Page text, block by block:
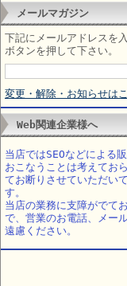
メールマガジン
下記にメールアドレスを
ボタンを押して下さい。
変更・解除・お知らせは
Web関連企業様へ
当店ではSEOなどによる
おこなうことは考えてお
てお断りさせていただい
す。
当店の業務に支障がでて
で、営業のお電話、メー
遠慮ください。